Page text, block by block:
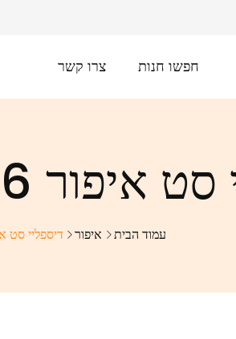
חפשו חנות צרו קשר
6 צבעים – 24 יח’
עמוד הבית איפור דיספליי סט איפור 6